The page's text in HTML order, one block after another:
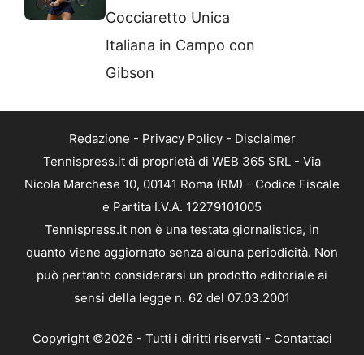
Cocciaretto Unica
Italiana in Campo con
Gibson
Redazione - Privacy Policy- Disclaimer
Tennispress.it di proprietà di WEB 365 SRL - Via
Nicola Marchese 10, 00141 Roma (RM) - Codice Fiscale
e Partita I.V.A. 12279101005
Tennispress.it non è una testata giornalistica, in
quanto viene aggiornato senza alcuna periodicità. Non
può pertanto considerarsi un prodotto editoriale ai
sensi della legge n. 62 del 07.03.2001
Copyright ©2026 - Tutti i diritti riservati - Contattaci